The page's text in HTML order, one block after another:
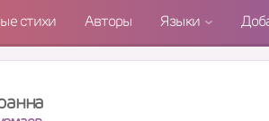
стихи Авторы Языки